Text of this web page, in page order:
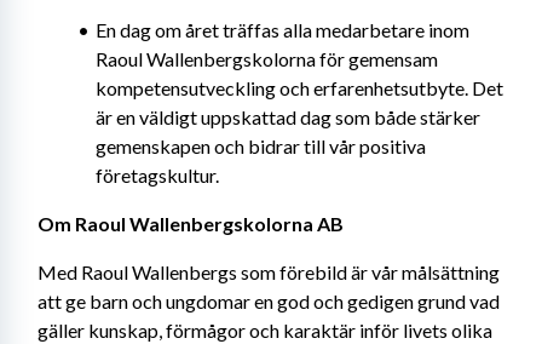
En dag om året träffas alla medarbetare inom
Raoul Wallenbergskolorna för gemensam
kompetensutveckling och erfarenhetsutbyte. Det
är en väldigt uppskattad dag som både stärker
gemenskapen och bidrar till vår positiva
företagskultur.
Om Raoul Wallenbergskolorna AB
Med Raoul Wallenbergs som förebild är vår målsättning
att ge barn och ungdomar en god och gedigen grund vad
gäller kunskap, förmågor och karaktär inför livets olika